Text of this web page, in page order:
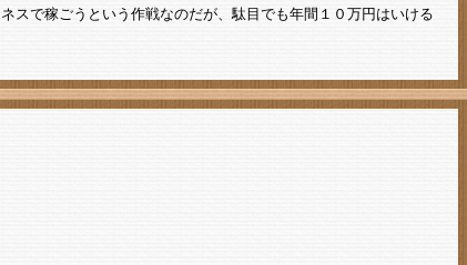
スで稼ごうという作戦なのだが、駄目でも年間１０万円はいける